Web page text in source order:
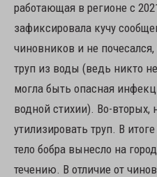
работающая в регионе с
зафиксировала кучу
чиновников и не
труп из воды (ведь никто
могла быть опасная
водной стихии). Во-вторых,
утилизировать труп. В
тело бобра вынесло на
течению. В отличие от